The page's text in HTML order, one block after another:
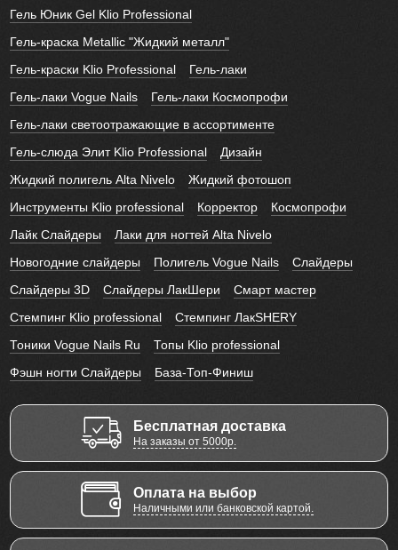
Гель Юник Gel Klio Professional
Гель-краска Metallic "Жидкий металл"
Гель-краски Klio Professional
Гель-лаки
Гель-лаки Vogue Nails
Гель-лаки Космопрофи
Гель-лаки светоотражающие в ассортименте
Гель-слюда Элит Klio Professional
Дизайн
Жидкий полигель Alta Nivelo
Жидкий фотошоп
Инструменты Klio professional
Корректор
Космопрофи
Лайк Слайдеры
Лаки для ногтей Alta Nivelo
Новогодние слайдеры
Полигель Vogue Nails
Слайдеры
Слайдеры 3D
Слайдеры ЛакШери
Смарт мастер
Стемпинг Klio professional
Стемпинг ЛакSHERY
Тоники Vogue Nails Ru
Топы Klio professional
Фэшн ногти Слайдеры
База-Топ-Финиш
Бесплатная доставка
На заказы от 5000р.
Оплата на выбор
Наличными или банковской картой.